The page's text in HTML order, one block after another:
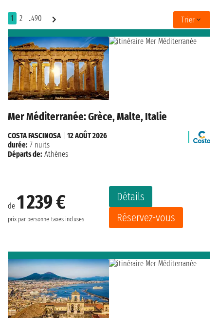
1 2 ..490 Trier
Mer Méditerranée: Grèce, Malte, Italie
de 1 239 €
prix par personne taxes incluses
Détails
Réservez-vous
COSTA FASCINOSA
12 AOÛT 2026
durée: 7 nuits
Départs de: Athènes